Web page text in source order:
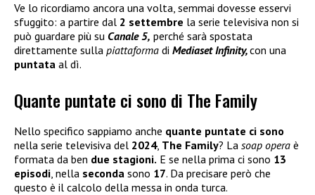
Ve lo ricordiamo ancora una volta, semmai dovesse esservi
sfuggito: a partire dal 2 settembre la serie televisiva non si
può guardare più su Canale 5, perché sarà spostata
direttamente sulla piattaforma di Mediaset Infinity,con una
puntata al dì.
Quante puntate ci sono di The Family
Nello specifico sappiamo anche quante puntate ci sono
nella serie televisiva del 2024, The Family? La soap opera è
formata da ben due stagioni. E se nella prima ci sono 13
episodi , nella seconda sono 17. Da precisare però che
questo è il calcolo della messa in onda turca.